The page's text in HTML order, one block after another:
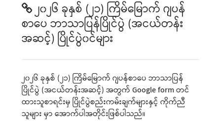
၂၀၂၆ ခုနှစ် (၂၁) ကြိမ်မြောက် ဂျပန်
စာပေ ဘာသာပြန်ပြိုင်ပွဲ (အငယ်တန်း
အဆင့်) ပြိုင်ပွဲ၀င်များ
၂၀၂၆ ခုနှစ် (၂၁) ကြိမ်မြောက် ဂျပန်စာပေ ဘာသာပြန်
ပြိုင်ပွဲ (အငယ်တန်းအဆင့်) အတွက် Google form တင်
ထားသူစာရင်းမှ ပြိုင်ပွဲစည်းကမ်းချက်များနှင့် ကိုက်ညီ
သူများ မှာ အောက်ပါအတိုင်းဖြစ်ပါသည်။